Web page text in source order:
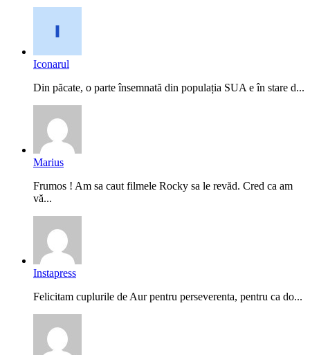
Iconarul
Din păcate, o parte însemnată din populația SUA e în stare d...
Marius
Frumos ! Am sa caut filmele Rocky sa le revăd. Cred ca am
vă...
Instapress
Felicitam cuplurile de Aur pentru perseverenta, pentru ca do...